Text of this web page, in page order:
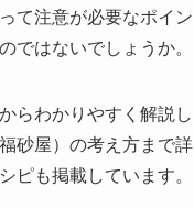
て注意が必要なポイ
ではないでしょうか。
らわかりやすく解説
砂屋）の考え方まで
ピも掲載しています。